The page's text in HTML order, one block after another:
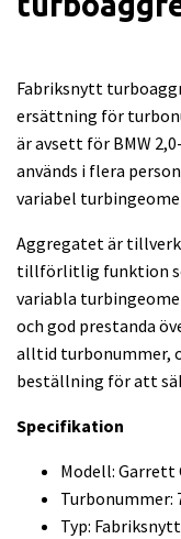
Fabriksnytt
ersättning för
är avsett för BMW
används i flera
variabel
Aggregatet är
tillförlitlig funktion
variabla
och god prestanda
alltid turbonummer,
beställning för att
Specifikation
Modell: Garrett
Turbonummer:
Typ: